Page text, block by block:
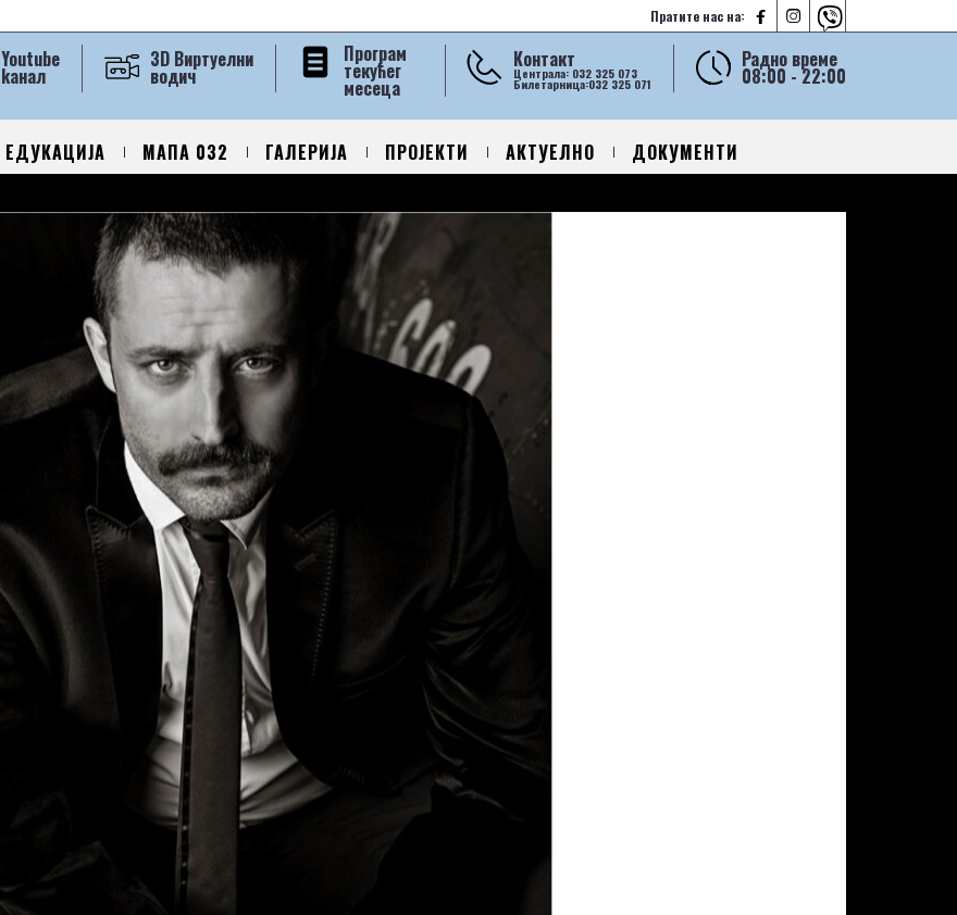
Пратите нас на:   
Радно време
08:00 - 22:00
Контакт
Централа: 032 325 073
Билетарница:032 325 071
Програм
текућег
месеца
3D Виртуелни
водич
Youtube
kанал
ЕДУКАЦИЈА МАПА 032 ГАЛЕРИЈА ПРОЈЕКТИ АКТУЕЛНО ДОКУМЕНТИ